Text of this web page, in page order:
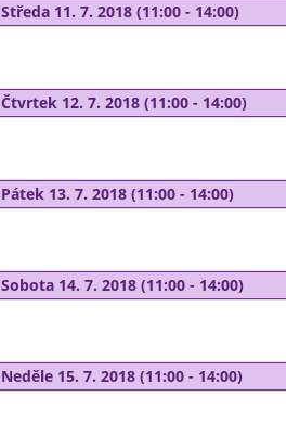
Středa 11. 7. 2018 (11:00 - 14:00)
Čtvrtek 12. 7. 2018 (11:00 - 14:00)
Pátek 13. 7. 2018 (11:00 - 14:00)
Sobota 14. 7. 2018 (11:00 - 14:00)
Neděle 15. 7. 2018 (11:00 - 14:00)